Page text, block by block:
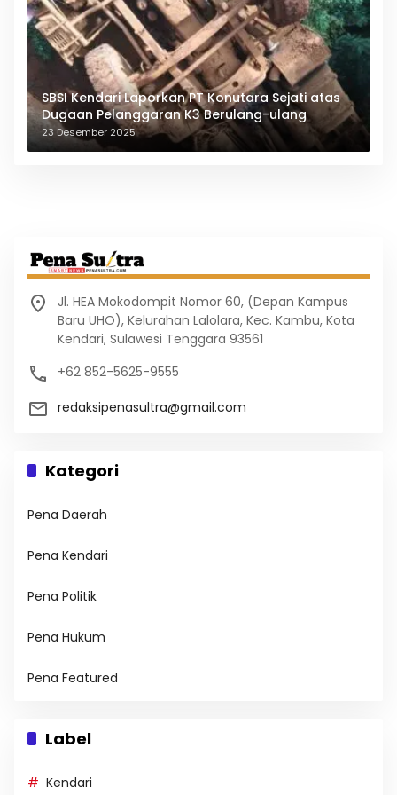
SBSI Kendari Laporkan PT Konutara Sejati atas
Dugaan Pelanggaran K3 Berulang-ulang
23 Desember 2025
Jl. HEA Mokodompit Nomor 60, (Depan Kampus
Baru UHO), Kelurahan Lalolara, Kec. Kambu, Kota
Kendari, Sulawesi Tenggara 93561
+62 852-5625-9555
redaksipenasultra@gmail.com
Kategori
Pena Daerah
Pena Kendari
Pena Politik
Pena Hukum
Pena Featured
Label
Kendari